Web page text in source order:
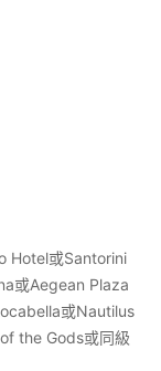
Hotel或Santorini
或Aegean Plaza
或Nautilus
the Gods或同級